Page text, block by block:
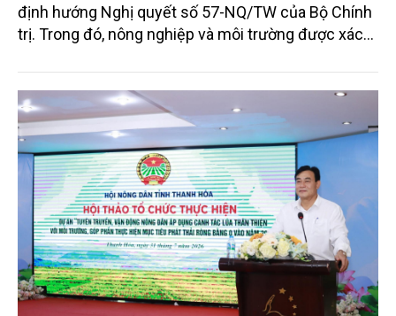
định hướng Nghị quyết số 57-NQ/TW của Bộ Chính
trị. Trong đó, nông nghiệp và môi trường được xác
sắc bởi các tiến bộ công nghệ và cam kết bền vững
toàn cầu, đặc biệt là mục tiêu đưa phát thải ròng
bằng 0 (Net-Zero) vào năm 2050.